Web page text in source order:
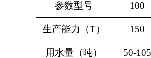
参数型号 100
生产能力（T） 150
用水量（吨） 50-105